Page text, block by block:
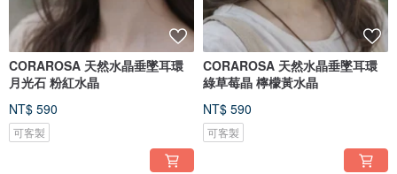
CORAROSA 天然水晶垂墜耳環
月光石 粉紅水晶
NT$ 590
可客製
CORAROSA 天然水晶垂墜耳環
綠草莓晶 檸檬黃水晶
NT$ 590
可客製